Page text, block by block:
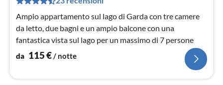
Ampio appartamento sul lago di Garda con tre camere
da letto, due bagni e un ampio balcone con una
fantastica vista sul lago per un massimo di 7 persone
da 115€/ notte